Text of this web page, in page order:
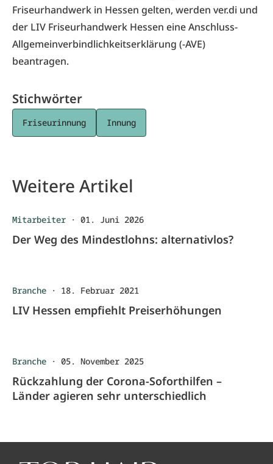
Friseurhandwerk in Hessen gelten, werden ver.di und
der LIV Friseurhandwerk Hessen eine Anschluss-
Allgemeinverbindlichkeitserklärung (-AVE)
beantragen.
Stichwörter
Friseurinnung Innung
Weitere Artikel
Mitarbeiter · 01. Juni 2026
Der Weg des Mindestlohns: alternativlos?
Branche · 18. Februar 2021
LIV Hessen empfiehlt Preiserhöhungen
Branche · 05. November 2025
Rückzahlung der Corona-Soforthilfen –
Länder agieren sehr unterschiedlich